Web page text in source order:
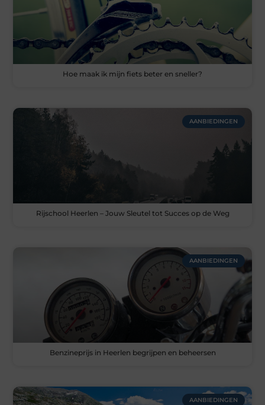
Hoe maak ik mijn fiets beter en sneller?
AANBIEDINGEN
Rijschool Heerlen – Jouw Sleutel tot Succes op de Weg
AANBIEDINGEN
Benzineprijs in Heerlen begrijpen en beheersen
AANBIEDINGEN